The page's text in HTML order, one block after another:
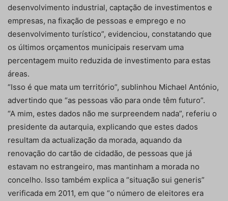
desenvolvimento industrial, captação de investimentos e
empresas, na fixação de pessoas e emprego e no
desenvolvimento turístico”, evidenciou, constatando que
os últimos orçamentos municipais reservam uma
percentagem muito reduzida de investimento para estas
áreas.
“Isso é que mata um território”, sublinhou Michael António,
advertindo que “as pessoas vão para onde têm futuro”.
“A mim, estes dados não me surpreendem nada”, referiu o
presidente da autarquia, explicando que estes dados
resultam da actualização da morada, aquando da
renovação do cartão de cidadão, de pessoas que já
estavam no estrangeiro, mas mantinham a morada no
concelho. Isso também explica a “situação sui generis”
verificada em 2011, em que “o número de eleitores era